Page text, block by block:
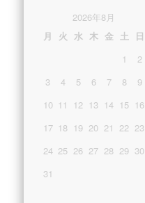
2026年8月
月
火 水 木 金 土 日
1
2
3
4 5 6 7 8
9
10 11 12 13 14 15 16
17 18 19 20 21 22 23
24 25 26 27 28 29 30
31